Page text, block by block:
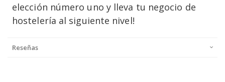
elección número uno y lleva tu negocio de
hostelería al siguiente nivel!
Reseñas